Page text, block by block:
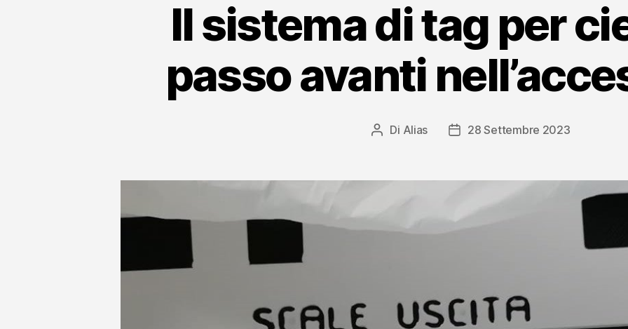
Il sistema di tag per
passo avanti
Autore
Di Alias
Data28 Settembre 2023